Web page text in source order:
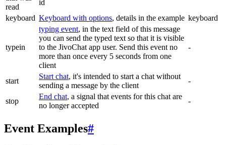
read
id
keyboard Keyboard with options, details in the example keyboard
typein
typing event, in the text field of this message
you can send the typed text so that it is visible
to the JivoChat app user. Send this event no
more than once every 5 seconds from one
client
-
start
Start chat, it's intended to start a chat without
sending a message by the client
-
stop
End chat, a signal that events for this chat are
no longer accepted
-
Event Examples#